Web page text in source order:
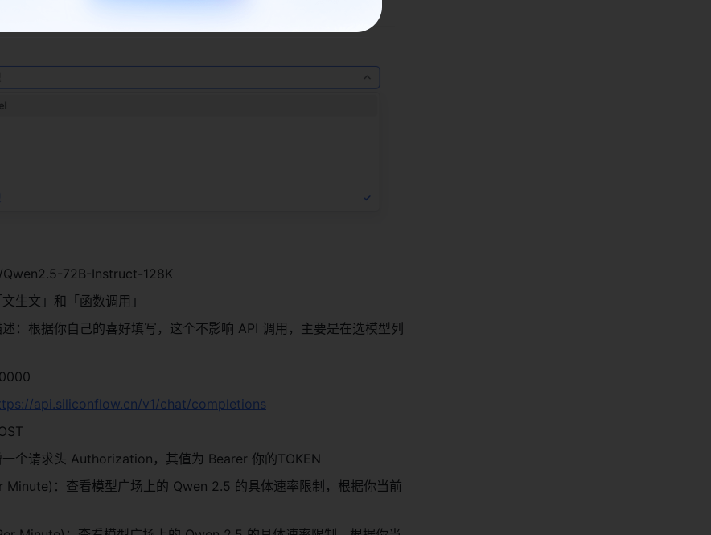
Qwen2.5-72B-Instruct-128K
生文」和「函数调用」
：根据你自己的喜好填写，这个不影响 API 调用，主要是在选模型列
api.siliconflow.cn/v1/chat/completions
个请求头 Authorization，其值为 Bearer 你的TOKEN
Minute)：查看模型广场上的 Qwen 2.5 的具体速率限制，根据你当前